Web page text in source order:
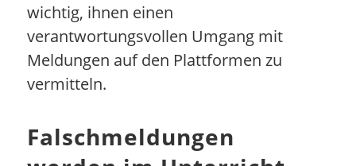
wichtig, ihnen einen
verantwortungsvollen Umgang mit
Meldungen auf den Plattformen zu
vermitteln.
Falschmeldungen